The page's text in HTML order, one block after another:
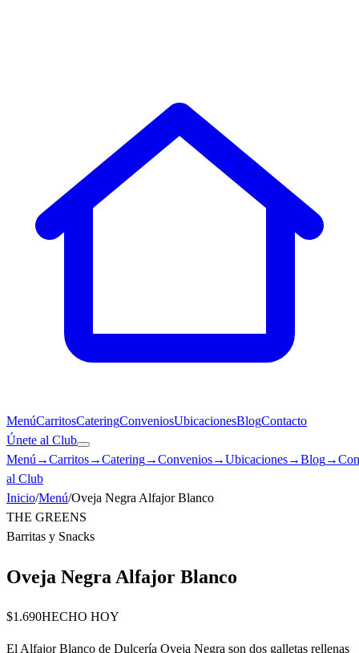
MenúCarritosCateringConveniosUbicacionesBlogContacto
Únete al Club
Menú →Carritos→Catering→Convenios→Ubicaciones→Blog→
al Club
Inicio/Menú/Oveja Negra Alfajor Blanco
THE GREENS
Barritas y Snacks
Oveja Negra Alfajor Blanco
$1.690HECHO HOY
El Alfajor Blanco de Dulcería Oveja Negra son dos galletas rellenas